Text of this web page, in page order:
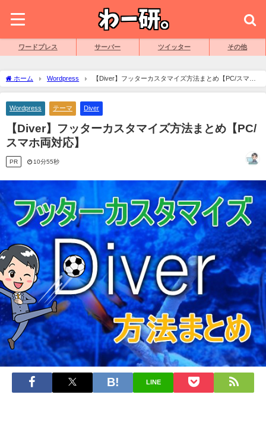
ワードプレス サーバー ツイッター その他
ホーム Wordpress
【Diver】フッターカスタマイズ方法まとめ【PC/スマホ
両対応】
Wordpress テーマ Diver
【Diver】フッターカスタマイズ方法まとめ【PC/
スマホ両対応】
PR 10分55秒
LINE